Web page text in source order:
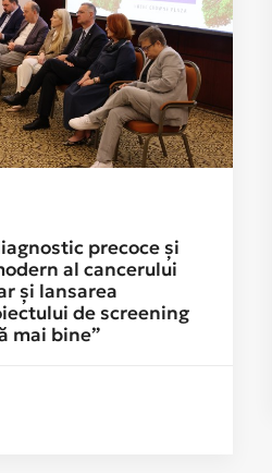
precoce și
al cancerului
și lansarea
de screening
mai bine”